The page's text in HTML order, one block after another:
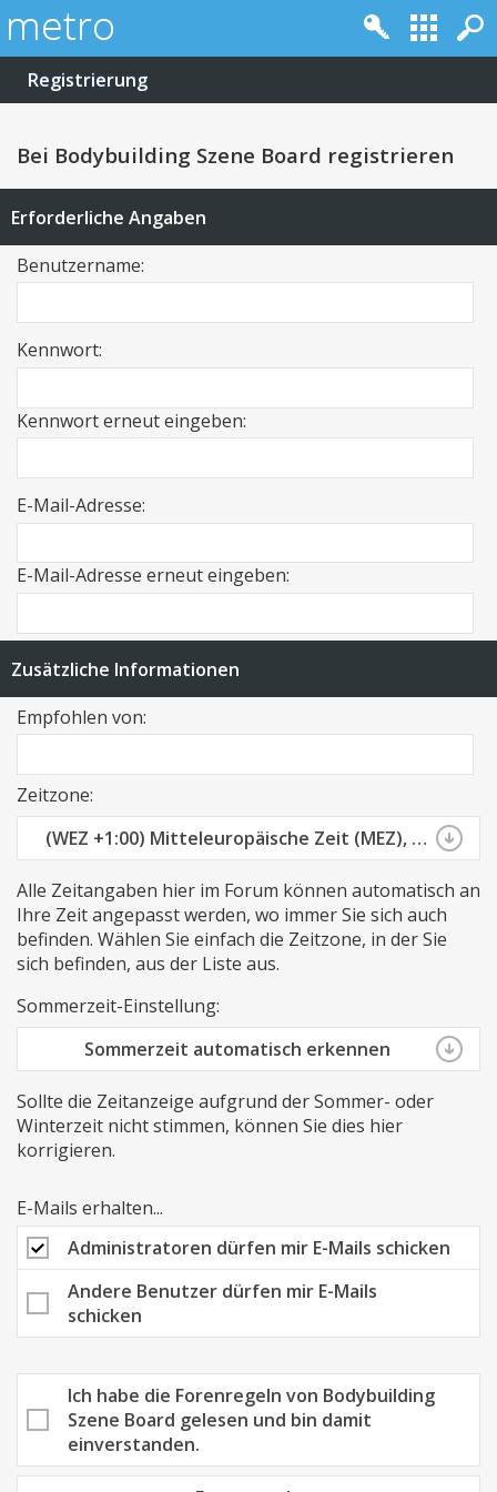
Registrierung
Bei Bodybuilding Szene Board registrieren
Erforderliche Angaben
Benutzername:
Kennwort:
Kennwort erneut eingeben:
E-Mail-Adresse:
E-Mail-Adresse erneut eingeben:
Zusätzliche Informationen
Empfohlen von:
Zeitzone:
(WEZ +1:00) Mitteleuropäische Zeit (MEZ), Berlin, Madrid, Paris
Alle Zeitangaben hier im Forum können automatisch an
Ihre Zeit angepasst werden, wo immer Sie sich auch
befinden. Wählen Sie einfach die Zeitzone, in der Sie
sich befinden, aus der Liste aus.
Sommerzeit-Einstellung:
Sommerzeit automatisch erkennen
Sollte die Zeitanzeige aufgrund der Sommer- oder
Winterzeit nicht stimmen, können Sie dies hier
korrigieren.
E-Mails erhalten...
Administratoren dürfen mir E-Mails schicken
Andere Benutzer dürfen mir E-Mails
schicken
Ich habe die Forenregeln von Bodybuilding
Szene Board gelesen und bin damit
einverstanden.